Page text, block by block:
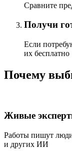
Сравните
Получи
Если
их бесплатно
Почему
Живые
Работы пишут
и других ИИ